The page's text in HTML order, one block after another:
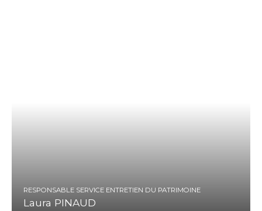
RESPONSABLE SERVICE ENTRETIEN DU PATRIMOINE
Laura PINAUD